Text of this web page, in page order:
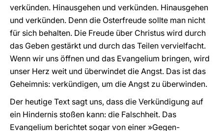
verkünden. Hinausgehen und verkünden. Hinausgehen
und verkünden. Denn die Osterfreude sollte man nicht
für sich behalten. Die Freude über Christus wird durch
das Geben gestärkt und durch das Teilen vervielfacht.
Wenn wir uns öffnen und das Evangelium bringen, wird
unser Herz weit und überwindet die Angst. Das ist das
Geheimnis: verkündigen, um die Angst zu überwinden.
Der heutige Text sagt uns, dass die Verkündigung auf
ein Hindernis stoßen kann: die Falschheit. Das
Evangelium berichtet sogar von einer »Gegen-